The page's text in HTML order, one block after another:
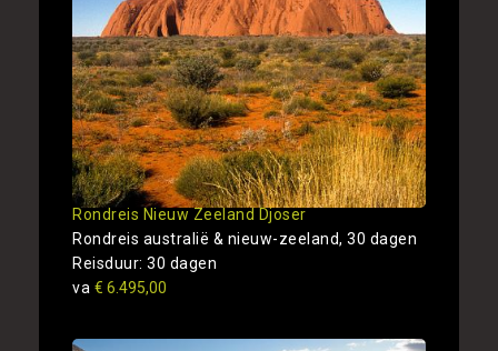
Rondreis Nieuw Zeeland Djoser
Rondreis australië & nieuw-zeeland, 30 dagen
Reisduur: 30 dagen
va € 6.495,00